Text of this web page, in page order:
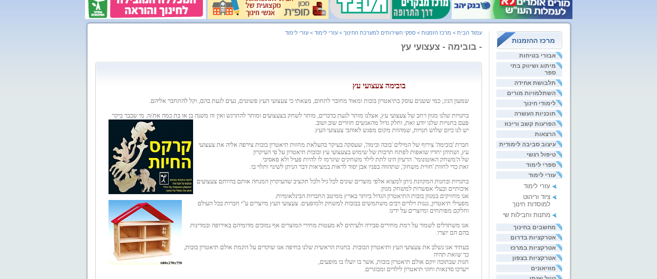
מרכז ההזמנות
אבזרי בטיחות
מיתוג ושיווק בתי
ספר
תלבושת אחידה
השתלמויות מורים
לימודי חינוך
תוכניות העשרה
הפרעות קשב וריכוז
הרצאות
עיצוב סביבה לימודית
טיפול רגשי
ספרי לימוד
עזרי לימוד
עזרי לימוד
ציוד וריהוט
למוסדות חינוך
מתנות וחבילות שי
מחשבים בחינוך
אטרקציות בדרום
אטרקציות במרכז
אטרקציות בצפון
מוזיאונים
עמוד הבית > מרכז הזמנות > ספקי השירותים למערכת החינוך > עזרי לימוד > עזרי לימוד
- בובימה - צעצועי עץ
בובימה צעצועי עץ
שמעון הניג; כמי ששנים עוסק בתיאטרון בובות ומאוד מחובר לתחום, מצאתי כי צעצועי העץ פשוטים, נעים לגעת בהם, וקל להתחבר אליהם.
בחנויות שלנו מגוון רחב של צעצועי עץ, אצלנו מותר לגעת בדברים, מותר לשחק בצעצועים ומותר להתרגש ואין זה משנה בן או בת כמה את/ה. מי שכבר ביקר
פעם בחנויות שלנו יודע זאת, וחלק גדול מהאנשים חוזרים שוב ושוב.
יש לנו כיום שלוש חנויות, שמהוות מקום מפגש לאוהבי צעצועי העץ.
חברת 'בובימה' צירוף של המילים 'בובה ובימה', שעסקה בעיקר בהעלאת מחזות תיאטרון בובות צירפה אליה את צעצועי
עץ, ושתיהן יחדיו שואפות לפתח תרבות של שימוש בצעצועי עץ ובובות תיאטרון על פי העיקרון
של ה'משחק האוטונומי'. הרעיון הינו לתת לילד משחקים שיגרמו לו להיות פעיל ולא פאסיבי.
זאת כדי לחוות 'חווית משחק', שתהווה בפניו אבן יסוד לראות במציאות דבר הניתן לשינוי ותלוי בו.
בחנויות ובחנות המקוונת ניתן למצוא אלפי מוצרים שונים לכל גיל ולכל תקציב שהעיקרון המנחה אותם בהיותם צעצועים
איכותיים ובעלי אפשרות למשחק מגוון.
אנו מחזיקים במגוון בובות התיאטרון הגדול ביותר בארץ ממיטב החברות הבינלאומיות.
מפעילי תיאטרון, גננות וילדים רבים משתמשים בבובות למשחק ולמופעים.צעצועי העץ מיוצרים ע"י חברות בכל העולם
וחלקם מפותחים ומיוצרים על ידינו.
אנו משתדלים לשמור על רמת מחירים סבירה ולעיתים לא מעטות מחירי המוצרים אף נמוכים מדומיהם באירופה ובמדינות
בהם הם יוצרו.
בעתיד אנו נשלב את צעצועי העץ ותיאטרון הבובות. בחנות הראשית שלנו בחיפה אנו שוקדים על הקמת אולם תיאטרון בובות,
כך שזאת תהיה
חנות שבתוכה יוקם אולם תיאטרון בובות, אשר בו יועלו בו מופעים,
ייערכו סדנאות וחוגי תיאטרון לילדים ומבוגרים.